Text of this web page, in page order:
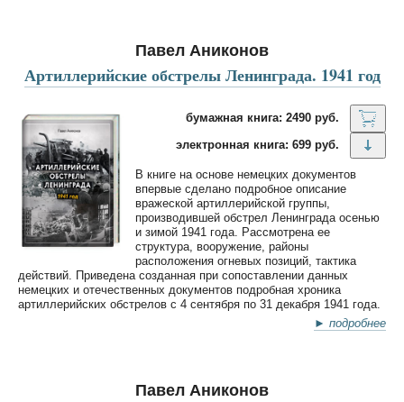
Павел Аниконов
Артиллерийские обстрелы Ленинграда. 1941 год
бумажная книга: 2490 руб.
электронная книга: 699 руб.
В книге на основе немецких документов
впервые сделано подробное описание
вражеской артиллерийской группы,
производившей обстрел Ленинграда осенью
и зимой 1941 года. Рассмотрена ее
структура, вооружение, районы
расположения огневых позиций, тактика
действий. Приведена созданная при сопоставлении данных
немецких и отечественных документов подробная хроника
артиллерийских обстрелов с 4 сентября по 31 декабря 1941 года.
► подробнее
Павел Аниконов